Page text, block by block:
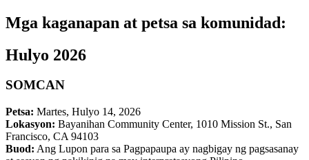
Mga kaganapan at petsa sa komunidad:
Hulyo 2026
SOMCAN
Petsa: Martes, Hulyo 14, 2026
Lokasyon: Bayanihan Community Center, 1010 Mission St., San
Francisco, CA 94103
Buod: Ang Lupon para sa Pagpapaupa ay nagbigay ng pagsasanay